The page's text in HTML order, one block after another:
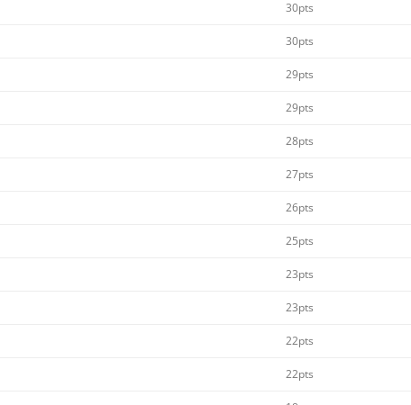
30pts
30pts
29pts
29pts
28pts
27pts
26pts
25pts
23pts
23pts
22pts
22pts